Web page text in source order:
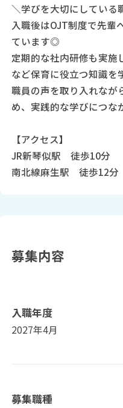
＼学びを大切にしてい
入職後はOJT制度で先輩
ています◎
定期的な社内研修も実施
など保育に役立つ知識を
職員の声を取り入れなが
め、実践的な学びにつな
【アクセス】
JR新琴似駅 徒歩10分
南北線麻生駅 徒歩12分
募集内容
入職年度
2027年4月
募集職種